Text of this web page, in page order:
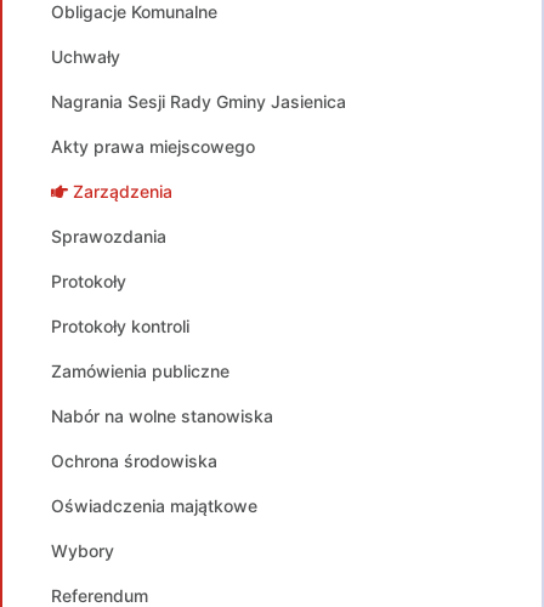
Obligacje Komunalne
Uchwały
Nagrania Sesji Rady Gminy Jasienica
Akty prawa miejscowego
Zarządzenia
Sprawozdania
Protokoły
Protokoły kontroli
Zamówienia publiczne
Nabór na wolne stanowiska
Ochrona środowiska
Oświadczenia majątkowe
Wybory
Referendum